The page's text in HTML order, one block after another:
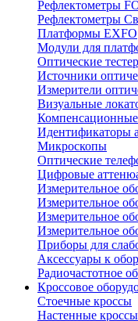
Рефлектометры
Рефлектометры
Платформы EXFO
Модули для
Оптические
Источники
Измерители
Визуальные
Идентификаторы
Микроскопы
Оптические
Цифровые
Измерительное
Измерительное
Измерительное
Измерительное
Приборы для
Аксессуары к
Радиочастотное
Кроссовое
Стоечные кроссы
Настенные кроссы